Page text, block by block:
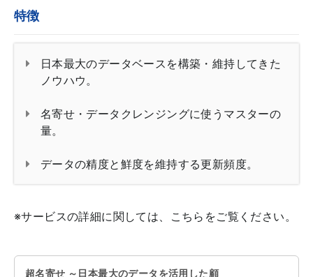
特徴
日本最大のデータベースを構築・維持してきた
ノウハウ。
名寄せ・データクレンジングに使うマスターの
量。
データの精度と鮮度を維持する更新頻度。
※サービスの詳細に関しては、こちらをご覧ください。
超名寄せ ～日本最大のデータを活用した顧